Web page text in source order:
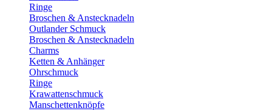
Ringe
Broschen & Anstecknadeln
Outlander Schmuck
Broschen & Anstecknadeln
Charms
Ketten & Anhänger
Ohrschmuck
Ringe
Krawattenschmuck
Manschettenknöpfe